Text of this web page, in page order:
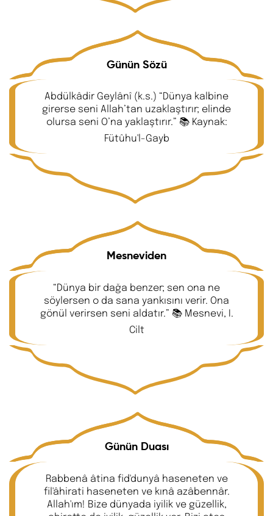
Günün Sözü
Abdülkâdir Geylânî (k.s.) “Dünya kalbine
girerse seni Allah’tan uzaklaştırır; elinde
olursa seni O’na yaklaştırır.” 📚 Kaynak:
Fütûhu'l-Gayb
Mesneviden
“Dünya bir dağa benzer; sen ona ne
söylersen o da sana yankısını verir. Ona
gönül verirsen seni aldatır.” 📚 Mesnevi, I.
Cilt
Günün Duası
Rabbenâ âtina fid'dunyâ haseneten ve
fil'âhirati haseneten ve kınâ azâbennâr.
Allah'ım! Bize dünyada iyilik ve güzellik,